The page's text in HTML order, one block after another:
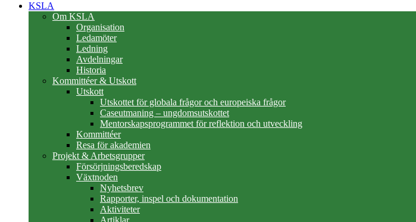
KSLA
Om KSLA
Organisation
Ledamöter
Ledning
Avdelningar
Historia
Kommittéer & Utskott
Utskott
Utskottet för globala frågor och europeiska frågor
Caseutmaning – ungdomsutskottet
Mentorskapsprogrammet för reflektion och utveckling
Kommittéer
Resa för akademien
Projekt & Arbetsgrupper
Försörjningsberedskap
Växtnoden
Nyhetsbrev
Rapporter, inspel och dokumentation
Aktiviteter
Artiklar